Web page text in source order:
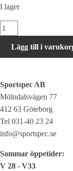
I lager
ROCKSHOX
Suspension
120
ml
mängd
Lägg till i
Sportspec AB
Mölndalsvägen 77
412 63 Göteborg
Tel 031-40 23 24
info@sportspec.se
Sommar öppetider:
V 28 - V33